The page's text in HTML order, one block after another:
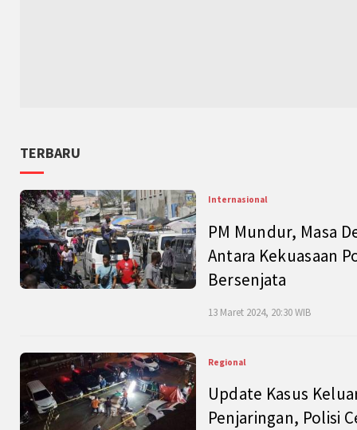
TERBARU
Internasional
PM Mundur, Masa
Antara Kekuasaan
Bersenjata
13 Maret 2024, 20:30 WIB
Regional
Update Kasus
Penjaringan, Polisi